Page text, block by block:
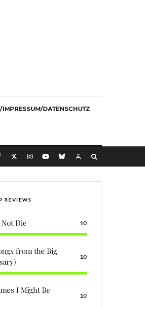
IMPRESSUM/DATENSCHUTZ
REVIEWS
Die 10
from the Big
10
I Might Be
10